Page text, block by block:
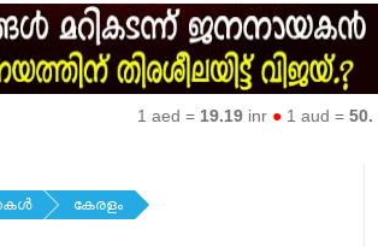
1 aed =19.19inr ●1 aud =50.27
കേരളം